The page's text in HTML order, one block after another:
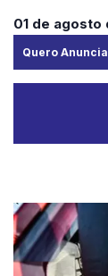
01 de agosto
Quero